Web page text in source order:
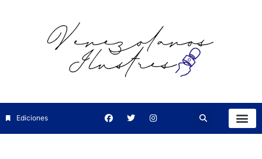
Ediciones